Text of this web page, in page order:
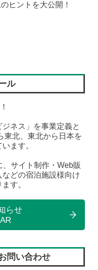
のヒントを大公開！
ル
ジネス」を事業定義と
東北、東北から日本を
ます。
サイト制作・Web販
どの宿泊施設様向け
す。
らせ
問い合わせ